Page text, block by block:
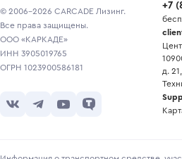
© 2006-2026 CARCADE Лизинг.
Все права защищены.
ООО «КАРКАДЕ»
ИНН 3905019765
ОГРН 1023900586181
+7 (
д.